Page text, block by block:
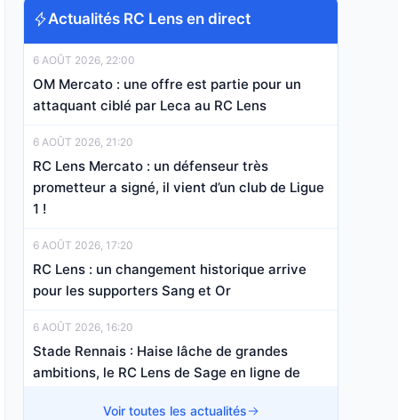
Actualités RC Lens en direct
6 AOÛT 2026, 22:00
OM Mercato : une offre est partie pour un
attaquant ciblé par Leca au RC Lens
6 AOÛT 2026, 21:20
RC Lens Mercato : un défenseur très
prometteur a signé, il vient d’un club de Ligue
1 !
6 AOÛT 2026, 17:20
RC Lens : un changement historique arrive
pour les supporters Sang et Or
6 AOÛT 2026, 16:20
Stade Rennais : Haise lâche de grandes
ambitions, le RC Lens de Sage en ligne de
Voir toutes les actualités